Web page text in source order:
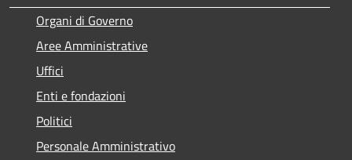
Organi di Governo
Aree Amministrative
Uffici
Enti e fondazioni
Politici
Personale Amministrativo